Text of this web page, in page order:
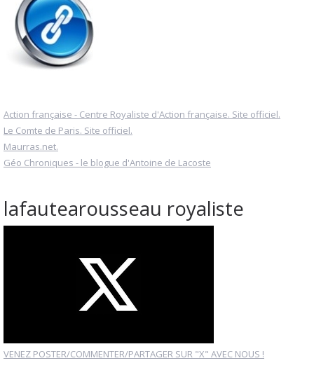
Action française - Centre Royaliste d'Action française. Site officiel.
Le Comte de Paris. Site officiel.
Maurras.net.
Géo Chroniques - le blogue d'Antoine de Lacoste
lafautearousseau royaliste
VENEZ POSTER/COMMENTER/PARTAGER SUR "X" AVEC NOUS !